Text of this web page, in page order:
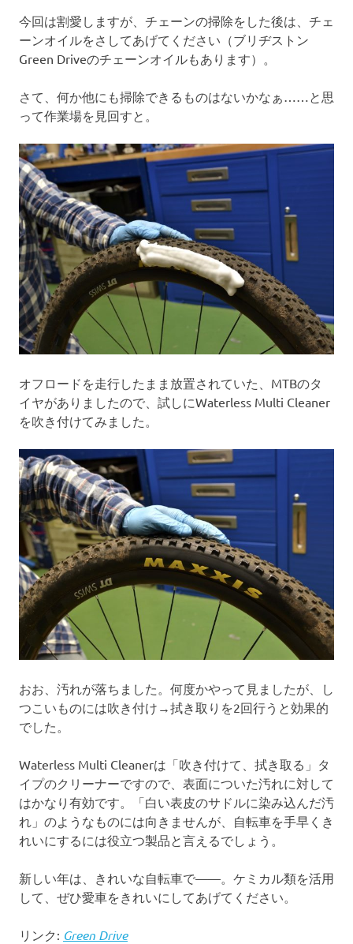
今回は割愛しますが、チェーンの掃除をした後は、チェ
ーンオイルをさしてあげてください（ブリヂストン
Green Driveのチェーンオイルもあります）。
さて、何か他にも掃除できるものはないかなぁ……と思
って作業場を見回すと。
オフロードを走行したまま放置されていた、MTBのタ
イヤがありましたので、試しにWaterless Multi Cleaner
を吹き付けてみました。
おお、汚れが落ちました。何度かやって見ましたが、し
つこいものには吹き付け→拭き取りを2回行うと効果的
でした。
Waterless Multi Cleanerは「吹き付けて、拭き取る」タ
イプのクリーナーですので、表面についた汚れに対して
はかなり有効です。「白い表皮のサドルに染み込んだ汚
れ」のようなものには向きませんが、自転車を手早くき
れいにするには役立つ製品と言えるでしょう。
新しい年は、きれいな自転車で——。ケミカル類を活用
して、ぜひ愛車をきれいにしてあげてください。
リンク: Green Drive